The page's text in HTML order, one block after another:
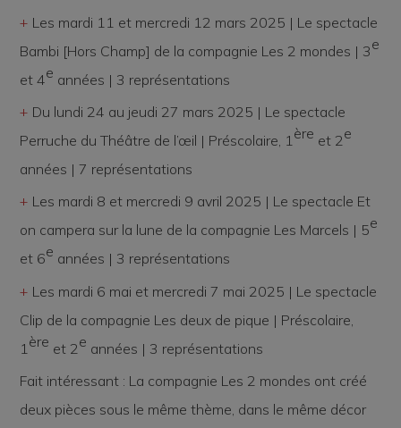
Les mardi 11 et mercredi 12 mars 2025 | Le spectacle
Bambi [Hors Champ] de la compagnie Les 2 mondes | 3e
et 4e années | 3 représentations
Du lundi 24 au jeudi 27 mars 2025 | Le spectacle
Perruche du Théâtre de l’œil | Préscolaire, 1 ère et 2e
années | 7 représentations
Les mardi 8 et mercredi 9 avril 2025 | Le spectacle Et
on campera sur la lune de la compagnie Les Marcels | 5e
et 6e années | 3 représentations
Les mardi 6 mai et mercredi 7 mai 2025 | Le spectacle
Clip de la compagnie Les deux de pique | Préscolaire,
1 ère et 2e années | 3 représentations
Fait intéressant : La compagnie Les 2 mondes ont créé
deux pièces sous le même thème, dans le même décor